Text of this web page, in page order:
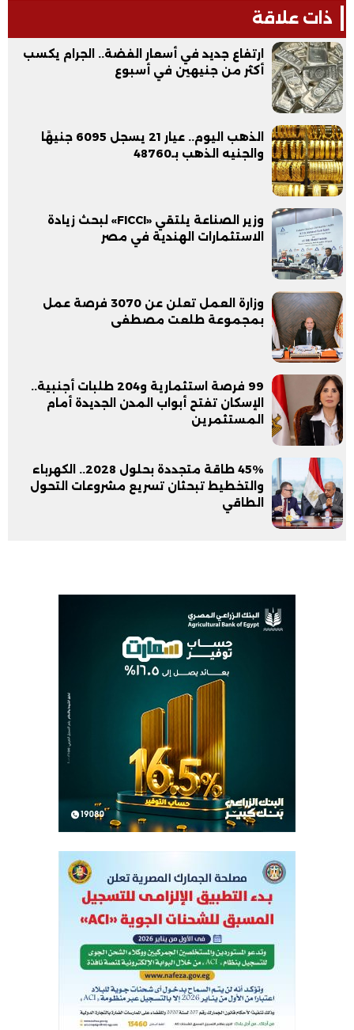
ذات علاقة
ارتفاع جديد في أسعار الفضة.. الجرام يكسب
أكثر من جنيهين في أسبوع
الذهب اليوم.. عيار 21 يسجل 6095 جنيهًا
والجنيه الذهب بـ48760
وزير الصناعة يلتقي «FICCI» لبحث زيادة
الاستثمارات الهندية في مصر
وزارة العمل تعلن عن 3070 فرصة عمل
بمجموعة طلعت مصطفى
99 فرصة استثمارية و204 طلبات أجنبية..
الإسكان تفتح أبواب المدن الجديدة أمام
المستثمرين
45% طاقة متجددة بحلول 2028.. الكهرباء
والتخطيط تبحثان تسريع مشروعات التحول
الطاقي